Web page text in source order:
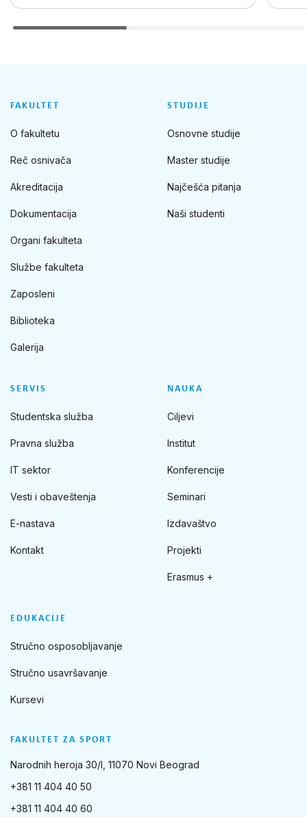
FAKULTET ZA SPORT
Narodnih heroja 30/I, 11070 Novi Beograd
+381 11 404 40 50
+381 11 404 40 60
FAKULTET
O fakultetu
Reč osnivača
Akreditacija
Dokumentacija
Organi fakulteta
Službe fakulteta
Zaposleni
Biblioteka
Galerija
STUDIJE
Osnovne studije
Master studije
Najčešća pitanja
Naši studenti
SERVIS
Studentska služba
Pravna služba
IT sektor
Vesti i obaveštenja
E-nastava
Kontakt
NAUKA
Ciljevi
Institut
Konferencije
Seminari
Izdavaštvo
Projekti
Erasmus +
EDUKACIJE
Stručno osposobljavanje
Stručno usavršavanje
Kursevi